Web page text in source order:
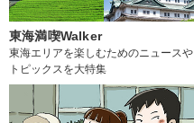
東海満喫Walker
東海エリアを楽しむためのニュースや
トピックスを大特集